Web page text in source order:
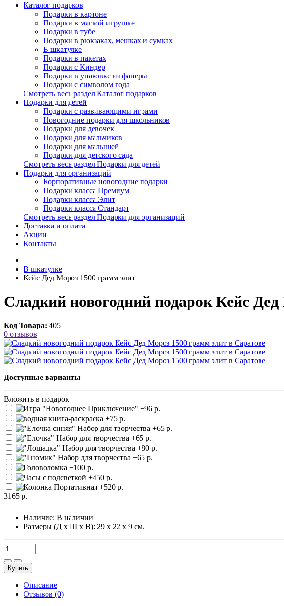
Каталог подарков
Подарки в картоне
Подарки в мягкой игрушке
Подарки в тубе
Подарки в рюкзаках, мешках и сумках
В шкатулке
Подарки в пакетах
Подарки с Киндер
Подарки в упаковке из фанеры
Подарки с символом года
Смотреть весь раздел Каталог подарков
Подарки для детей
Подарки с развивающими играми
Новогодние подарки для школьников
Подарки для девочек
Подарки для мальчиков
Подарки для малышей
Подарки для детского сада
Смотреть весь раздел Подарки для детей
Подарки для организаций
Корпоративные новогодние подарки
Подарки класса Премиум
Подарки класса Элит
Подарки класса Стандарт
Смотреть весь раздел Подарки для организаций
Доставка и оплата
Акции
Контакты
В шкатулке
Кейс Дед Мороз 1500 грамм элит
Сладкий новогодний подарок Кейс
Код Товара: 405
0 отзывов
Доступные варианты
Вложить в подарок
3165 р.
Наличие: В наличии
Размеры (Д х Ш х В): 29 х 22 х 9 см.
Купить
Описание
Отзывов (0)